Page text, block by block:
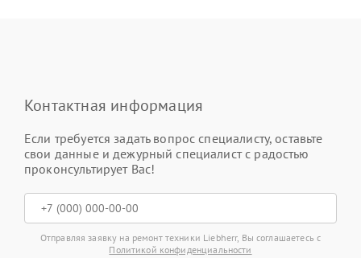
Контактная информация
Если требуется задать вопрос специалисту, оставьте
свои данные и дежурный специалист с радостью
проконсультирует Вас!
Отправляя заявку на ремонт техники Liebherr, Вы соглашаетесь с
Политикой конфиденциальности